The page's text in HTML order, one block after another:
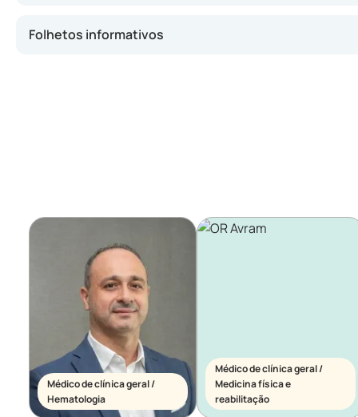
Folhetos informativos
Médico de clínica geral /
Hematologia
Médico de clínica geral /
Medicina física e
reabilitação